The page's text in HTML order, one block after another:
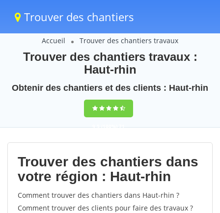
Trouver des chantiers
Accueil Trouver des chantiers travaux
Trouver des chantiers travaux :
Haut-rhin
Obtenir des chantiers et des clients : Haut-rhin
9,5(100%)71
votes
Trouver des chantiers dans
votre région : Haut-rhin
Comment trouver des chantiers dans Haut-rhin ?
Comment trouver des clients pour faire des travaux ?